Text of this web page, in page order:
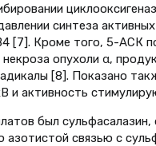
синтеза
[7]. Кроме того, 5-АСК
опухоли α,
[8]. Показано
и активность
был сульфасалазин,
связью с